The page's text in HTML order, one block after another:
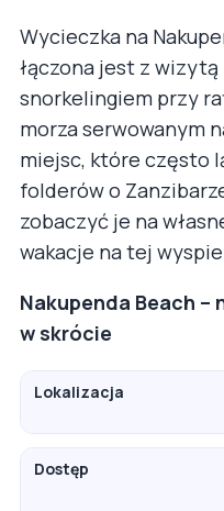
Wycieczka na
łączona jest z wizytą
snorkelingiem przy
morza serwowanym
miejsc, które często
folderów o
zobaczyć je na
wakacje na tej
Nakupenda Beach
w skrócie
Lokalizacja
Dostęp